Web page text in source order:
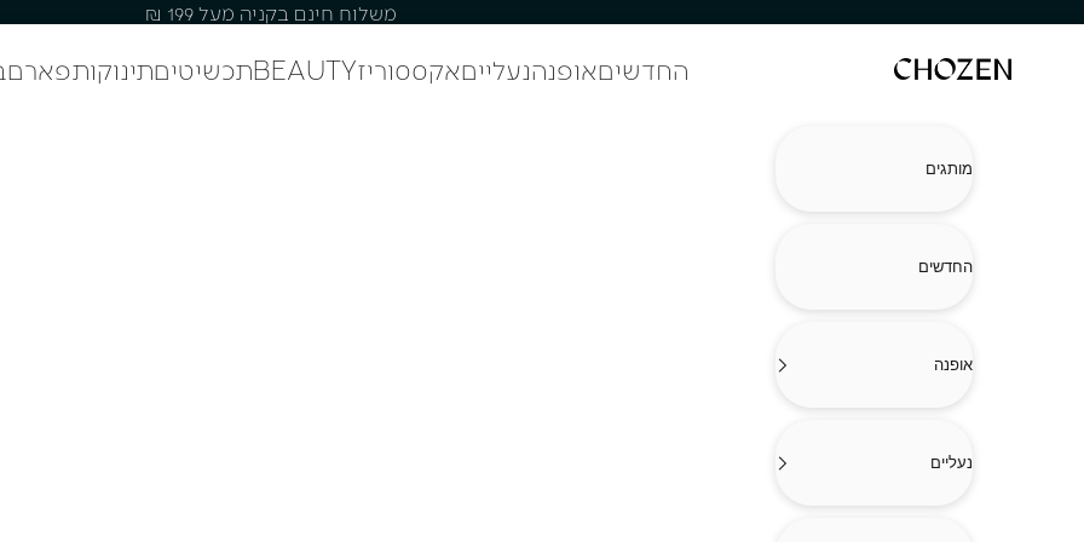
משלוח חינם בקניה מעל 199 ₪
CHOZEN החדשיםאופנהנעלייםאקססוריזBEAUTYתכשיטיםתינוקותפארם
מותגים
החדשים
אופנה
נעליים